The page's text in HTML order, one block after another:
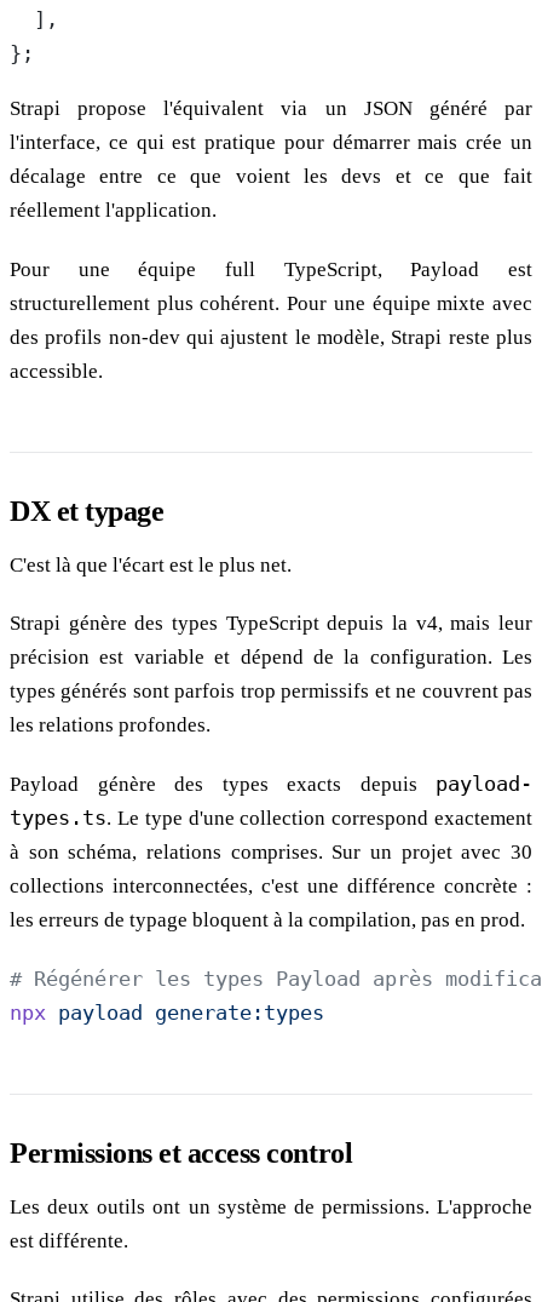
  ],
};
Strapi propose l'équivalent via un JSON généré par
l'interface, ce qui est pratique pour démarrer mais crée un
décalage entre ce que voient les devs et ce que fait
réellement l'application.
Pour une équipe full TypeScript, Payload est
structurellement plus cohérent. Pour une équipe mixte avec
des profils non-dev qui ajustent le modèle, Strapi reste plus
accessible.
DX et typage
C'est là que l'écart est le plus net.
Strapi génère des types TypeScript depuis la v4, mais leur
précision est variable et dépend de la configuration. Les
types générés sont parfois trop permissifs et ne couvrent pas
les relations profondes.
Payload génère des types exacts depuis payload-
types.ts. Le type d'une collection correspond exactement
à son schéma, relations comprises. Sur un projet avec 30
collections interconnectées, c'est une différence concrète :
les erreurs de typage bloquent à la compilation, pas en prod.
# Régénérer les types Payload après
npx payload generate:types
Permissions et access control
Les deux outils ont un système de permissions. L'approche
est différente.